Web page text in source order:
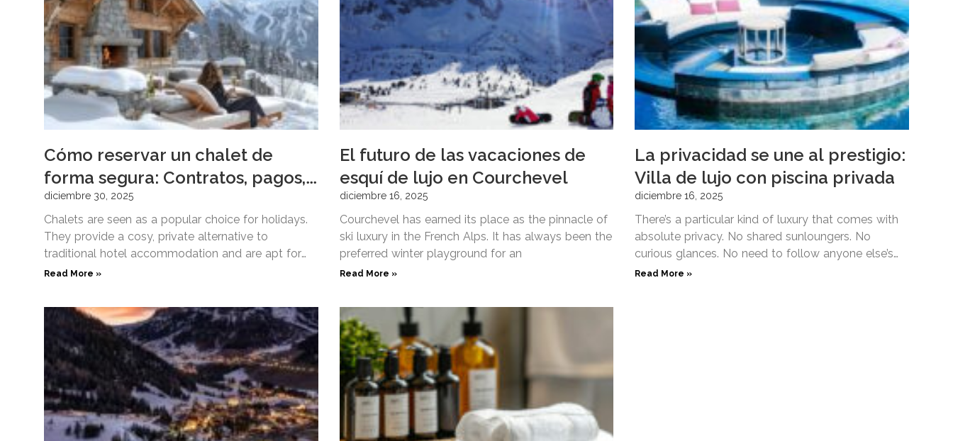
Cómo reservar un chalet de
forma segura: Contratos, pagos,
opiniones... Qué hay que tener en
cuenta
diciembre 30, 2025
Chalets are seen as a popular choice for holidays.
They provide a cosy, private alternative to
traditional hotel accommodation and are apt for
families, groups,
Read More »
El futuro de las vacaciones de
esquí de lujo en Courchevel
diciembre 16, 2025
Courchevel has earned its place as the pinnacle of
ski luxury in the French Alps. It has always been the
preferred winter playground for an
Read More »
La privacidad se une al prestigio:
Villa de lujo con piscina privada
diciembre 16, 2025
There’s a particular kind of luxury that comes with
absolute privacy. No shared sunloungers. No
curious glances. No need to follow anyone else’s
schedule. A
Read More »